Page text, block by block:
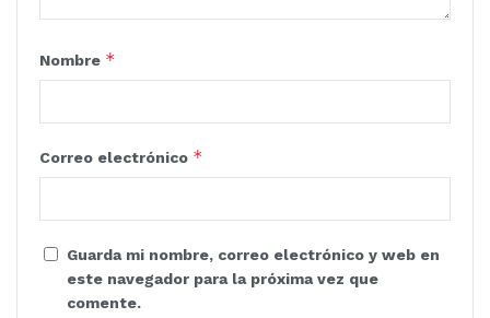
Nombre *
Correo electrónico *
Guarda mi nombre, correo electrónico y web en
este navegador para la próxima vez que
comente.